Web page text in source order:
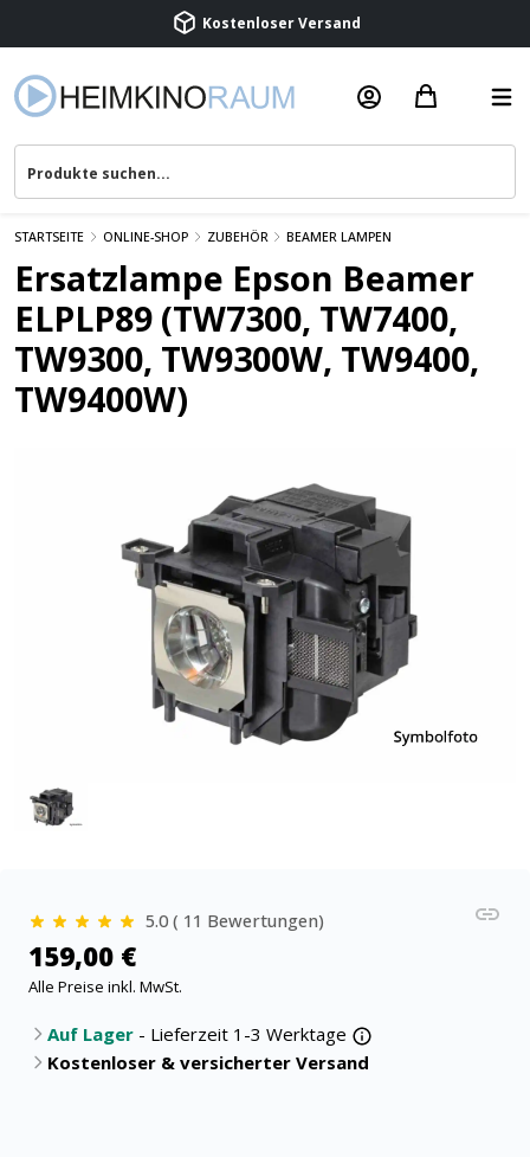
Beratung & Service
STARTSEITE ONLINE-SHOP ZUBEHÖR BEAMER LAMPEN
Ersatzlampe Epson Beamer
ELPLP89 (TW7300, TW7400,
TW9300, TW9300W, TW9400,
TW9400W)
5.0 ( 11 Bewertungen)
159,00 €
Alle Preise inkl. MwSt.
Auf Lager - Lieferzeit 1-3 Werktage
Kostenloser & versicherter Versand